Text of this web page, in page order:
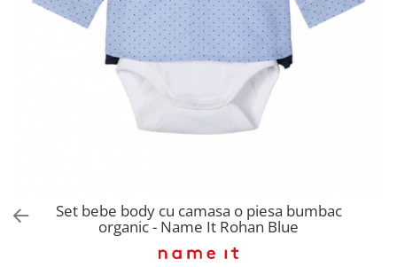
Pantaloni scurți pentru gravide
Sutiene / Bustiere / Maiouri
Set bebe body cu camasa o piesa bumbac
organic - Name It Rohan Blue